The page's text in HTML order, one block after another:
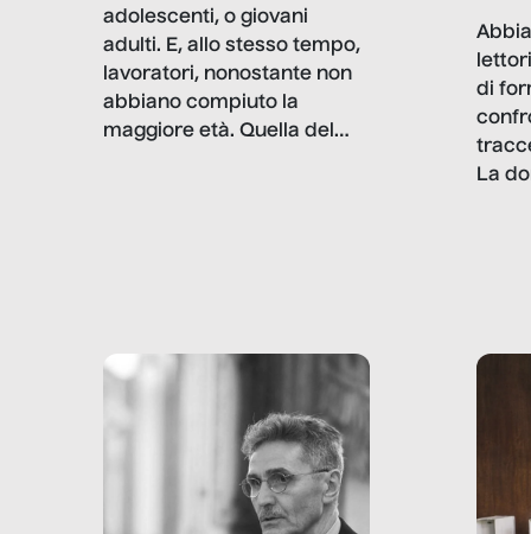
adolescenti, o giovani
adulti. E, allo stesso tempo,
lavoratori, nonostante non
abbiano compiuto la
maggiore età. Quella del
minori. […]
di
La